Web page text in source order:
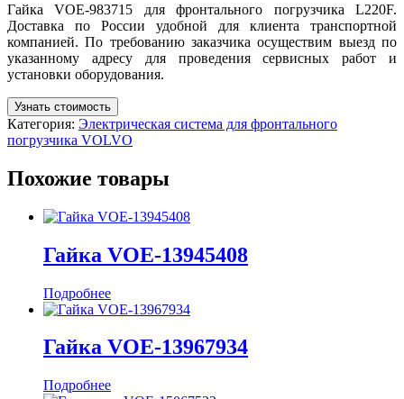
Гайка VOE-983715 для фронтального погрузчика L220F.
Доставка по России удобной для клиента транспортной
компанией. По требованию заказчика осуществим выезд по
указанному адресу для проведения сервисных работ и
установки оборудования.
Узнать стоимость
Категория: Электрическая система для фронтального
погрузчика VOLVO
Похожие товары
Гайка VOE-13945408
Подробнее
Гайка VOE-13967934
Подробнее